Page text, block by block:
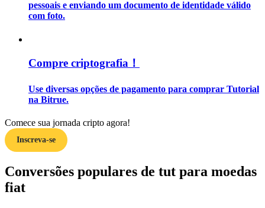
Estratégias de negociação
Aprenda como se manter lucrativo
Ganhar
pessoais e enviando um documento de identidade válido
com foto.
Compre criptografia！
Use diversas opções de pagamento para comprar Tutorial
na Bitrue.
Comece sua jornada cripto agora!
Inscreva-se
Conversões populares de tut para moedas
fiat